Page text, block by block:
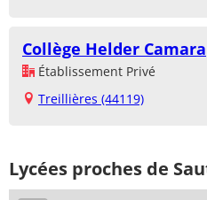
Collège Helder Camara
Établissement Privé
Treillières (44119)
Lycées proches de